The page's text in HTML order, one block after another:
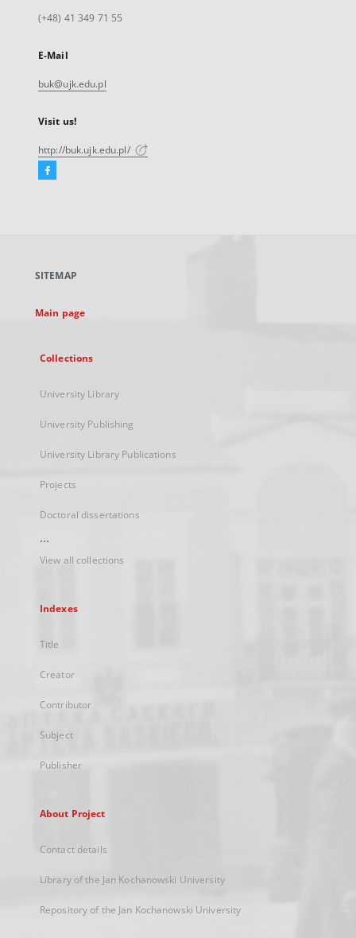
(+48) 41 349 71 55
E-Mail
buk@ujk.edu.pl
Visit us!
http://buk.ujk.edu.pl/
Facebook
new
SITEMAP
Main page
Collections
University Library
University Publishing
University Library Publications
Projects
Doctoral dissertations
...
View all collections
Indexes
Title
Creator
Contributor
Subject
Publisher
About Project
Contact details
Library of the Jan Kochanowski University
Repository of the Jan Kochanowski University